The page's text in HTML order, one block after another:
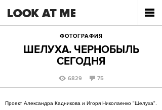
ФОТОГРАФИЯ
ШЕЛУХА. ЧЕРНОБЫЛЬ
СЕГОДНЯ
6829 75
Проект Александра Кадникова и Игоря Николаенко "Шелуха".